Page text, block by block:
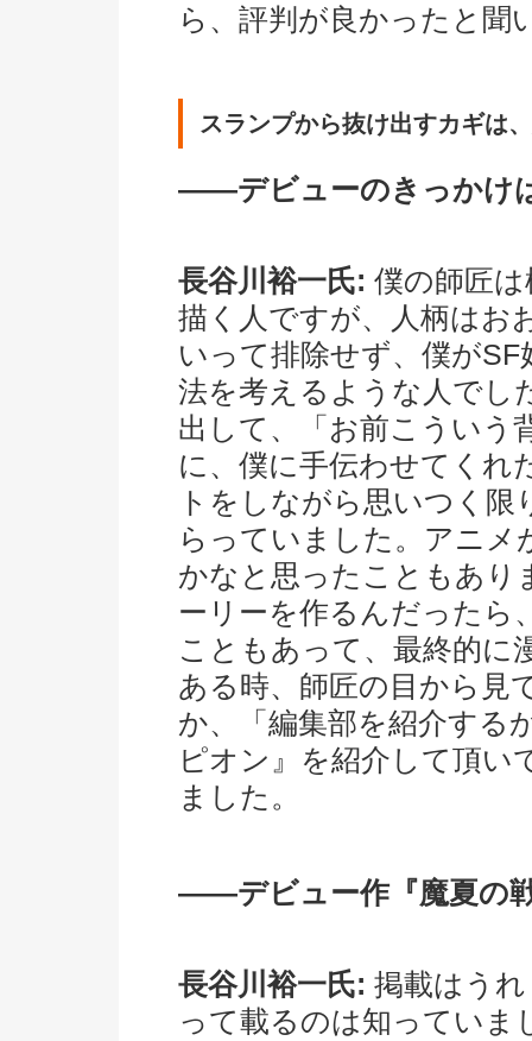
ら、評判が良かったと聞
スランプから抜け出すカギは
――デビューのきっかけ
長谷川裕一氏: 僕の師匠
描く人ですが、人柄はお
いって排除せず、僕が
法を考えるような人でし
出して、「お前こういう
に、僕に手伝わせてくれ
トをしながら思いつく
らっていました。アニメ
かなと思ったこともあり
ーリーを作るんだったら
こともあって、最終的に
ある時、師匠の目から見
か、「編集部を紹介する
ピオン』を紹介して頂い
ました。
――デビュー作『魔夏の
長谷川裕一氏: 掲載はう
って載るのは知っていま